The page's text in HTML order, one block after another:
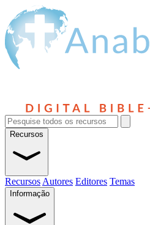
Recursos
Recursos Autores Editores Temas
Informação